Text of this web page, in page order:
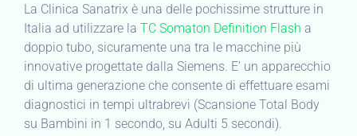
La Clinica Sanatrix è una delle pochissime strutture in
Italia ad utilizzare la TC Somaton Definition Flash a
doppio tubo, sicuramente una tra le macchine più
innovative progettate dalla Siemens. E’ un apparecchio
di ultima generazione che consente di effettuare esami
diagnostici in tempi ultrabrevi (Scansione Total Body
su Bambini in 1 secondo, su Adulti 5 secondi).